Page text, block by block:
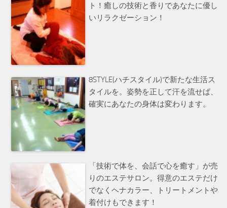
ト！癒しの技術と香りであなたに優し
いリラクゼーション！
8STYLE(ハチスタイル)で新たな生活ス
タイルを。姿勢を正して汗を流せば、
確実にあなたの身体は変わります。
「技術で体を、会話で心を癒す」が売
りのエステサロン。得意のエステだけ
でなくヘナカラー、トリートメントや
着付けもできます！